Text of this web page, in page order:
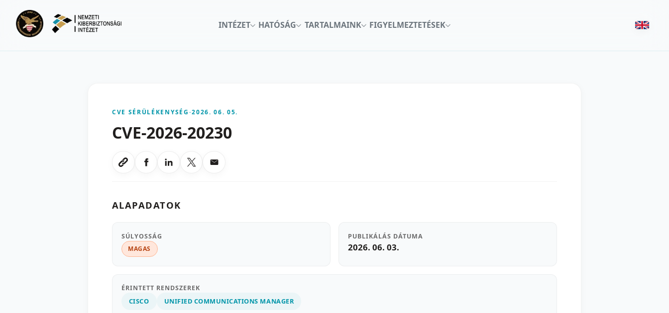
INTÉZET
HATÓSÁG TARTALMAINK FIGYELMEZTETÉSEK
CVE SÉRÜLÉKENYSÉG-2026. 06. 05.
CVE-2026-20230
Link masolasa
Megosztas Facebookon
Megosztas LinkedInen
Megosztas X-en
Megosztas emailben
ALAPADATOK
SÚLYOSSÁG
MAGAS
PUBLIKÁLÁS DÁTUMA
2026. 06. 03.
ÉRINTETT RENDSZEREK
CISCO UNIFIED COMMUNICATIONS MANAGER